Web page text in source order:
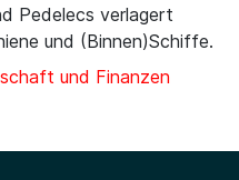
Pedelecs verlagert
und (Binnen)Schiffe.
und Finanzen